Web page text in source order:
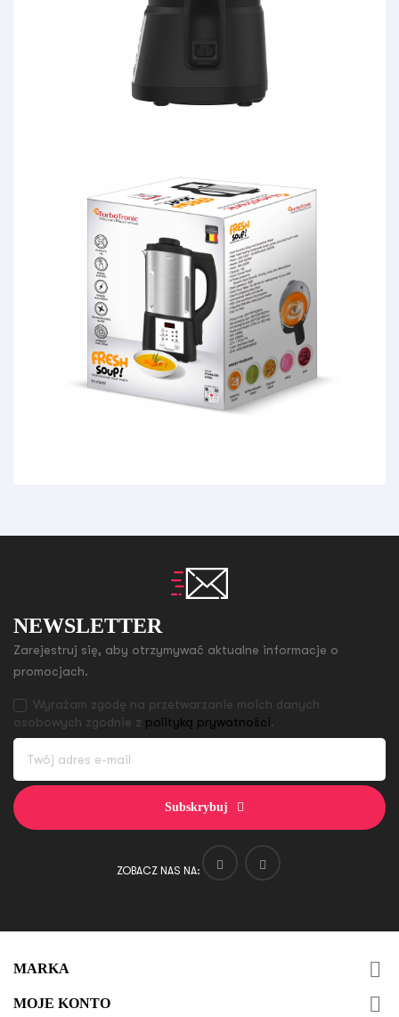
NEWSLETTER
Zarejestruj się, aby otrzymywać aktualne informacje o
promocjach.
Wyrażam zgodę na przetwarzanie moich danych
osobowych zgodnie z polityką prywatności.
Subskrybuj
ZOBACZ NAS NA:
MARKA 
MOJE KONTO 